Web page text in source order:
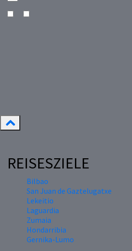
REISESZIELE
Bilbao
San Juan de Gaztelugatxe
Lekeitio
Laguardia
Zumaia
Hondarribia
Gernika-Lumo